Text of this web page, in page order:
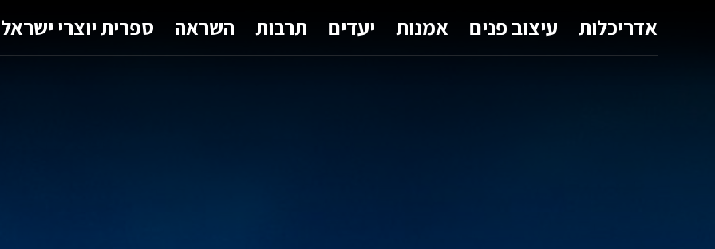
אדריכלות עיצוב פנים אמנות יעדים תרבות השראה ספרית יוצרי ישראל